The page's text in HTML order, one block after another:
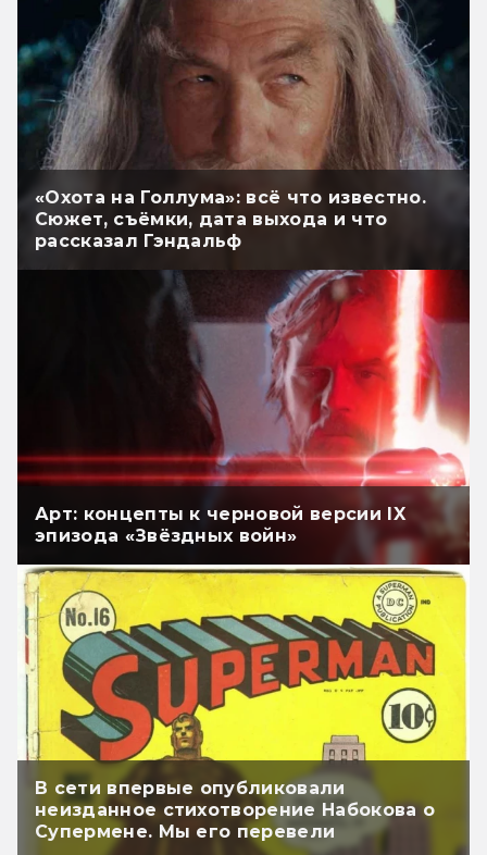
«Охота на Голлума»: всё что известно.
Сюжет, съёмки, дата выхода и что
рассказал Гэндальф
Арт: концепты к черновой версии IX
эпизода «Звёздных войн»
В сети впервые опубликовали
неизданное стихотворение Набокова о
Супермене. Мы его перевели